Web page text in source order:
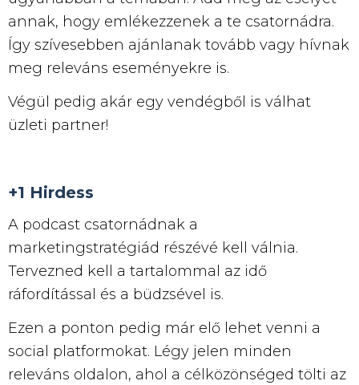
annak, hogy emlékezzenek a te csatornádra.
Így szívesebben ajánlanak tovább vagy hívnak
meg releváns eseményekre is.
Végül pedig akár egy vendégből is válhat
üzleti partner!
+1 Hirdess
A podcast csatornádnak a
marketingstratégiád részévé kell válnia.
Tervezned kell a tartalommal az idő
ráfordítással és a büdzsével is.
Ezen a ponton pedig már elő lehet venni a
social platformokat. Légy jelen minden
releváns oldalon, ahol a célközönséged tölti az